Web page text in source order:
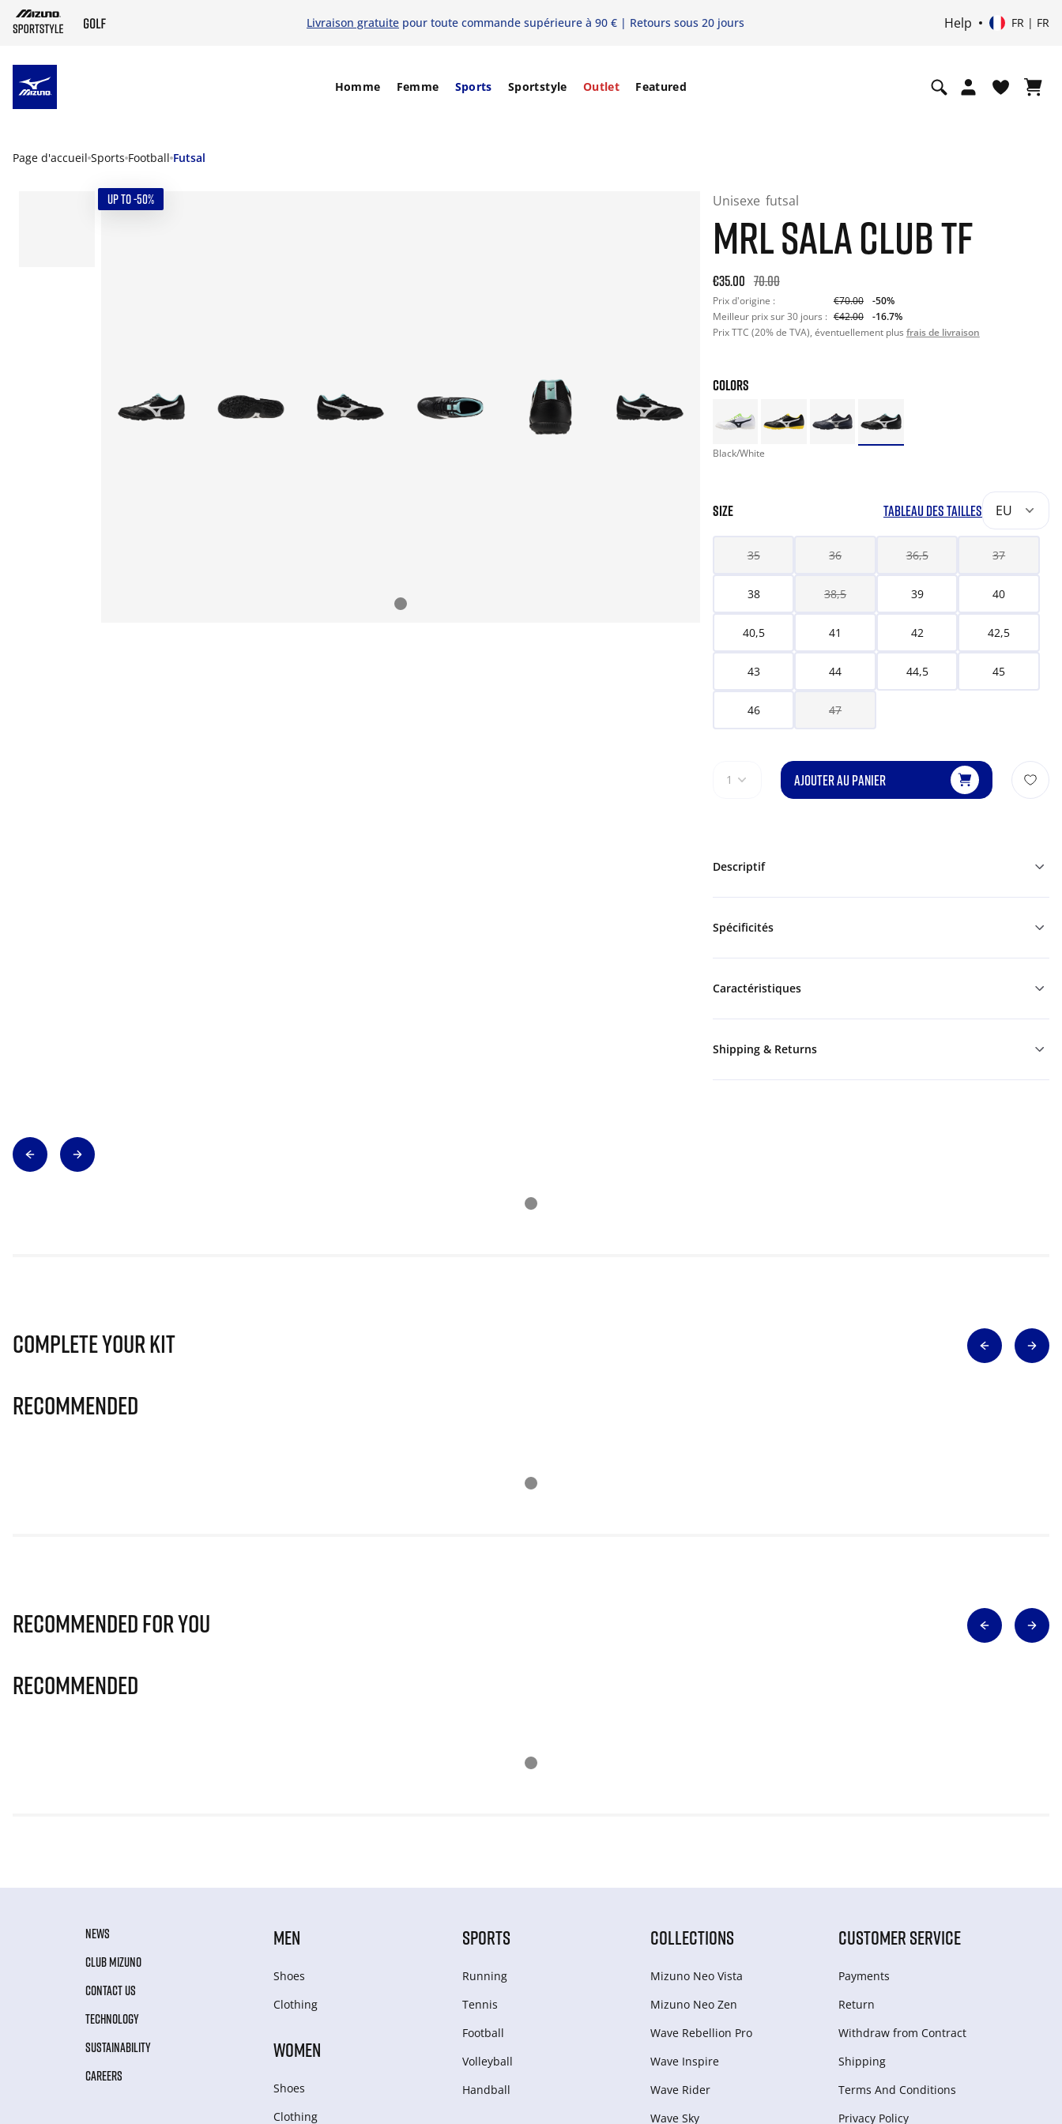
Livraison gratuite pour toute commande supérieure à 90 € | Retours sous 20 jours Help FR | FR
Homme Femme Sports Sportstyle Outlet Featured
Page d'accueil Sports Football Futsal
UP TO -50% Unisexe futsal
MRL SALA CLUB TF
Original price: €70.00. 30-day best price: €42.00. -50% off
€35.00 70.00
Prix d'origine : €70.00
-50%
Meilleur prix sur 30 jours : €42.00
-16.7%
Prix TTC (20% de TVA), éventuellement plus frais de livraison
COLORS
Black/White
SIZE TABLEAU DES TAILLES EU
35 36 36,5 37
38 38,5 39 40
40,5 41 42 42,5
43 44 44,5 45
46 47
1 AJOUTER AU PANIER
Descriptif
Spécificités
Caractéristiques
Shipping & Returns
Complete Your Kit
Recommended
Recommended for you
Recommended
NEWS
CLUB MIZUNO
CONTACT US
TECHNOLOGY
SUSTAINABILITY
CAREERS
MEN
Shoes
Clothing
WOMEN
Shoes
Clothing
SPORTS
Running
Tennis
Football
Volleyball
Handball
COLLECTIONS
Mizuno Neo Vista
Mizuno Neo Zen
Wave Rebellion Pro
Wave Inspire
Wave Rider
Wave Sky
CUSTOMER SERVICE
Payments
Return
Withdraw from Сontract
Shipping
Terms And Conditions
Privacy Policy